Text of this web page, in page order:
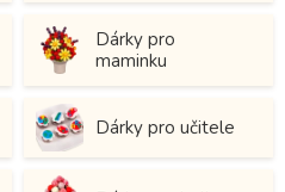
Dárky pro
maminku
Dárky pro učitele